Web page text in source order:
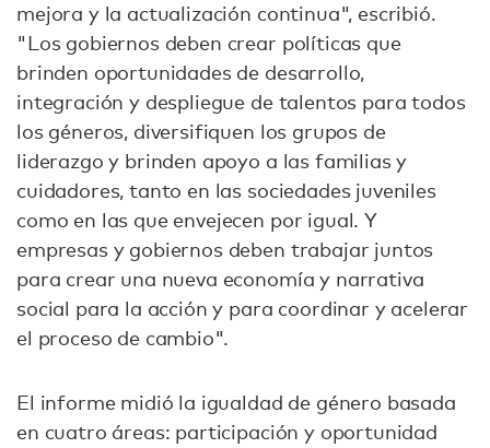
mejora y la actualización continua", escribió.
"Los gobiernos deben crear políticas que
brinden oportunidades de desarrollo,
integración y despliegue de talentos para todos
los géneros, diversifiquen los grupos de
liderazgo y brinden apoyo a las familias y
cuidadores, tanto en las sociedades juveniles
como en las que envejecen por igual. Y
empresas y gobiernos deben trabajar juntos
para crear una nueva economía y narrativa
social para la acción y para coordinar y acelerar
el proceso de cambio".
El informe midió la igualdad de género basada
en cuatro áreas: participación y oportunidad